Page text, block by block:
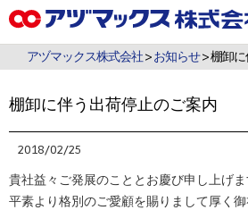
アヅマックスは、機能材料用のシラン・シリコ
品・飼料・環境・植物用の検査キット
アヅマックス株式会社>お知らせ> 棚卸
棚卸に伴う出荷停止のご案内
2018/02/25
貴社益々ご発展のこととお慶び申し上げま
平素より格別のご愛顧を賜りまして厚く御